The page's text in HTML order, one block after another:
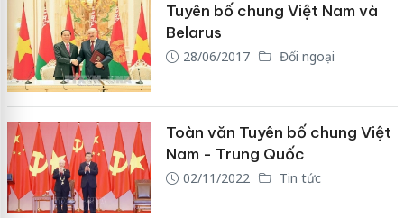
Tuyên bố chung Việt Nam và
Belarus
28/06/2017 Đối ngoại
Toàn văn Tuyên bố chung Việt
Nam - Trung Quốc
02/11/2022 Tin tức